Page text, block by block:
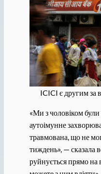
ICICI є другим за
«Ми з чоловіком
аутоімунне
травмована, що не
тиждень», — сказала
руйнується прямо на